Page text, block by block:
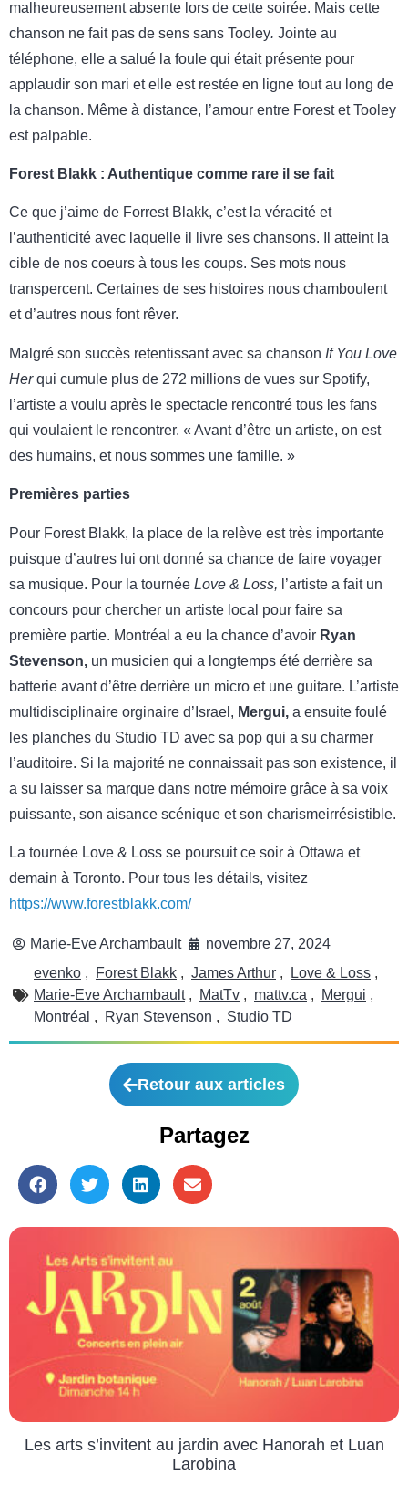
malheureusement absente lors de cette soirée. Mais cette
chanson ne fait pas de sens sans Tooley. Jointe au
téléphone, elle a salué la foule qui était présente pour
applaudir son mari et elle est restée en ligne tout au long de
la chanson. Même à distance, l’amour entre Forest et Tooley
est palpable.
Forest Blakk : Authentique comme rare il se fait
Ce que j’aime de Forrest Blakk, c’est la véracité et
l’authenticité avec laquelle il livre ses chansons. Il atteint la
cible de nos coeurs à tous les coups. Ses mots nous
transpercent. Certaines de ses histoires nous chamboulent
et d’autres nous font rêver.
Malgré son succès retentissant avec sa chanson If You Love
Herqui cumule plus de 272 millions de vues sur Spotify,
l’artiste a voulu après le spectacle rencontré tous les fans
qui voulaient le rencontrer. « Avant d’être un artiste, on est
des humains, et nous sommes une famille. »
Premières parties
Pour Forest Blakk, la place de la relève est très importante
puisque d’autres lui ont donné sa chance de faire voyager
sa musique. Pour la tournée Love & Loss, l’artiste a fait un
concours pour chercher un artiste local pour faire sa
première partie. Montréal a eu la chance d’avoir Ryan
Stevenson, un musicien qui a longtemps été derrière sa
batterie avant d’être derrière un micro et une guitare. L’artiste
multidisciplinaire orginaire d’Israel, Mergui, a ensuite foulé
les planches du Studio TD avec sa pop qui a su charmer
l’auditoire. Si la majorité ne connaissait pas son existence, il
a su laisser sa marque dans notre mémoire grâce à sa voix
puissante, son aisance scénique et son charismeirrésistible.
La tournée Love & Loss se poursuit ce soir à Ottawa et
demain à Toronto. Pour tous les détails, visitez
https://www.forestblakk.com/
Marie-Eve Archambault
novembre 27, 2024
evenko , Forest Blakk , James Arthur , Love & Loss ,
Marie-Eve Archambault , MatTv , mattv.ca , Mergui ,
Montréal , Ryan Stevenson , Studio TD
Retour aux articles
Partagez
Les arts s’invitent au jardin avec Hanorah et Luan
Larobina